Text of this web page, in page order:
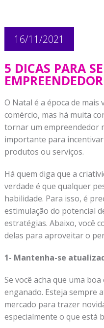
16/11/2021
5 DICAS PARA
O Natal é a época de mais
comércio, mas há muita
tornar um empreendedor
importante para
produtos ou serviços.
Há quem diga que a
verdade é que qualquer
habilidade. Para isso, é
estimulação do potencial
estratégias. Abaixo, você
delas para aproveitar o
1- Mantenha-se
Se você acha que uma
enganado. Esteja sempre
mercado para trazer
especialmente o que está